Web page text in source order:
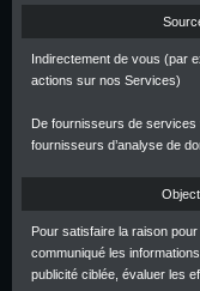
Indirectement de vous (par
actions sur nos Services)
De fournisseurs de services
fournisseurs d’analyse de
Pour satisfaire la raison
communiqué les
publicité ciblée, évaluer les